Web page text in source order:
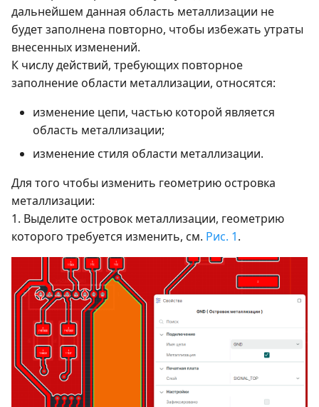
дальнейшем данная область металлизации не
будет заполнена повторно, чтобы избежать утраты
внесенных изменений.
К числу действий, требующих повторное
заполнение области металлизации, относятся:
изменение цепи, частью которой является
область металлизации;
изменение стиля области металлизации.
Для того чтобы изменить геометрию островка
металлизации:
1. Выделите островок металлизации, геометрию
которого требуется изменить, см. Рис. 1.